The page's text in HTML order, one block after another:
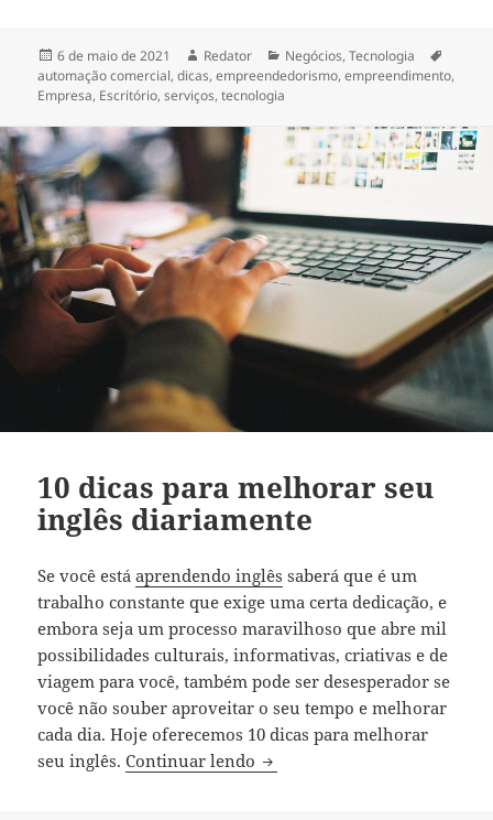
Publicado
em
6 de maio de 2021 Autor
Redator Categorias
Negócios,Tecnologia
automação comercial,dicas,empreendedorismo,empreendimento,
Empresa, Escritório,serviços,tecnologia
10 dicas para melhorar seu
inglês diariamente
Se você estáaprendendo inglês saberá que é um
trabalho constante que exige uma certa dedicação, e
embora seja um processo maravilhoso que abre mil
possibilidades culturais, informativas, criativas e de
viagem para você, também pode ser desesperador se
você não souber aproveitar o seu tempo e melhorar
cada dia. Hoje oferecemos 10 dicas para melhorar
seu inglês. Continuar lendo 10 dicas para melhorar seu